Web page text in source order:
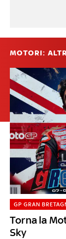
MOTORI:
Torna la
Sky
GP GRAN